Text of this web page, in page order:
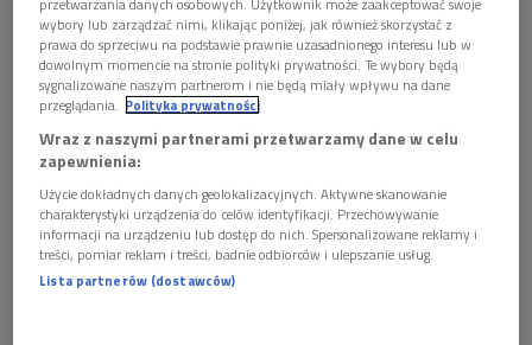
dotykowym interfejsem Metro. Jak to wypada w praktyce?
Sprzęt ma znaczenie
Dotychczas dostępne tablety firmowane zarówno przez
Apple jak i innych producentów korzystających z systemu
Android pracują w oparciu o procesory ARM. Zalety są
przetwarzania danych osobowych. Użytkownik może zaakceptować swoje
wybory lub zarządzać nimi, klikając poniżej, jak również skorzystać z
prawa do sprzeciwu na podstawie prawnie uzasadnionego interesu lub w
dowolnym momencie na stronie polityki prywatności. Te wybory będą
sygnalizowane naszym partnerom i nie będą miały wpływu na dane
przeglądania. Polityka prywatności
Wraz z naszymi partnerami przetwarzamy dane w celu
zapewnienia:
Użycie dokładnych danych geolokalizacyjnych. Aktywne skanowanie
charakterystyki urządzenia do celów identyfikacji. Przechowywanie
informacji na urządzeniu lub dostęp do nich. Spersonalizowane reklamy i
treści, pomiar reklam i treści, badnie odbiorców i ulepszanie usług.
Lista partnerów (dostawców)